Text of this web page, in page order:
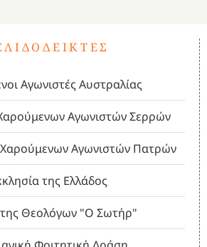
Αγωνιστές Αυστραλίας
Αγωνιστών Σερρών
Αγωνιστών Πατρών
της Ελλάδος
Θεολόγων "Ο Σωτήρ"